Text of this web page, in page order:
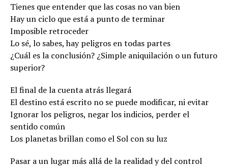
Tienes que entender que las cosas no van bien
Hay un ciclo que está a punto de terminar
Imposible retroceder
Lo sé, lo sabes, hay peligros en todas partes
¿Cuál es la conclusión? ¿Simple aniquilación o un futuro
superior?
El final de la cuenta atrás llegará
El destino está escrito no se puede modificar, ni evitar
Ignorar los peligros, negar los indicios, perder el
sentido común
Los planetas brillan como el Sol con su luz
Pasar a un lugar más allá de la realidad y del control